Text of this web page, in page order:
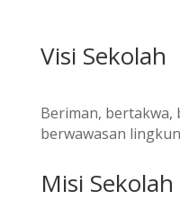
Visi Sekolah
Beriman, bertakwa,
berwawasan
Misi Sekolah